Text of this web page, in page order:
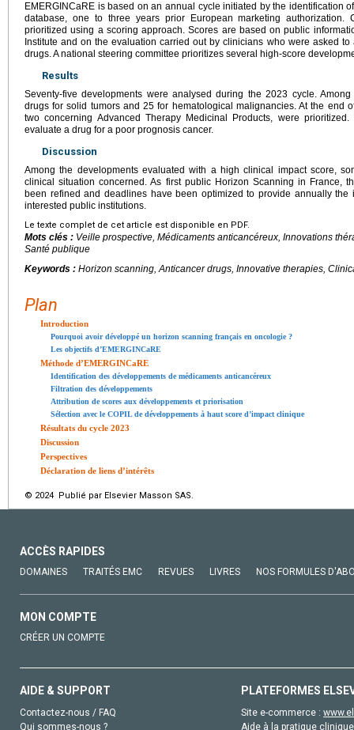
EMERGINCaRE is based on an annual cycle initiated by the identification
database, one to three years prior European marketing authorization.
prioritized using a scoring approach. Scores are based on public
Institute and on the evaluation carried out by clinicians who were asked
drugs. A national steering committee prioritizes several high-score
Results
Seventy-five developments were analysed during the 2023 cycle.
drugs for solid tumors and 25 for hematological malignancies. At the end
two concerning Advanced Therapy Medicinal Products, were
evaluate a drug for a poor prognosis cancer.
Discussion
Among the developments evaluated with a high clinical impact score,
clinical situation concerned. As first public Horizon Scanning in France,
been refined and deadlines have been optimized to provide annually the
interested public institutions.
Le texte complet de cet article est disponible en PDF.
Mots clés : Veille prospective, Médicaments anticancéreux, Innovations
Santé publique
Keywords : Horizon scanning, Anticancer drugs, Innovative therapies,
Plan
Introduction
Pourquoi avoir développé un horizon scanning français en oncologie ?
Les objectifs d’EMERGINCaRE
Méthode d’EMERGINCaRE
Identification des développements de médicaments anticancéreux
Filtration des développements
Attribution de scores aux développements et priorisation
Sélection avec le COPIL de développements à haut score d’impact clinique
Résultats du cycle 2023
Discussion
Perspectives
Déclaration de liens d’intérêts
© 2024 Publié par Elsevier Masson SAS.
ACCÈS RAPIDES
DOMAINES TRAITÉS EMC REVUES LIVRES NOS FORMULES
MON COMPTE
CRÉER UN COMPTE
AIDE & SUPPORT
Contactez-nous / FAQ
Qui sommes-nous ?
PLATEFORMES
Site e-commerce :
Aide à la pratique